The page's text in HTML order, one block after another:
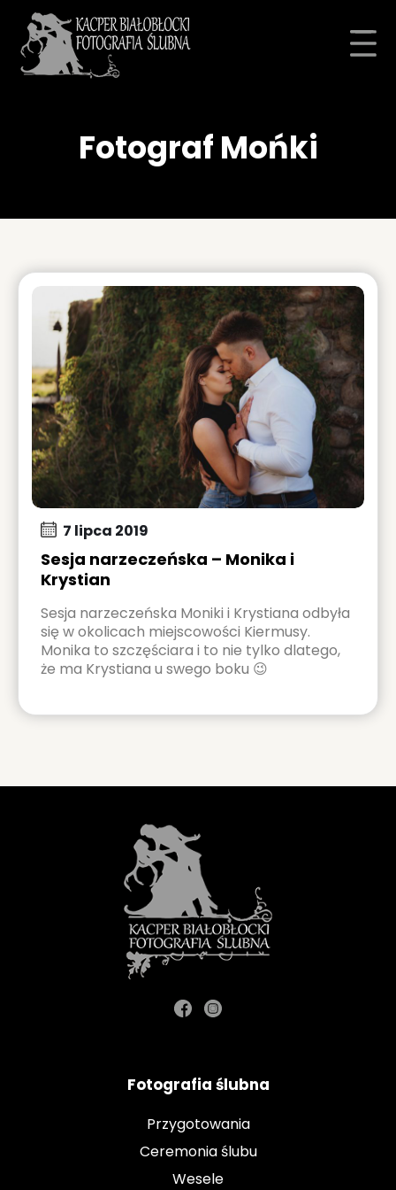
Fotograf Mońki
7 lipca 2019
Sesja narzeczeńska – Monika i
Krystian
Sesja narzeczeńska Moniki i Krystiana odbyła
się w okolicach miejscowości Kiermusy.
Monika to szczęściara i to nie tylko dlatego,
że ma Krystiana u swego boku 😉
Fotografia ślubna
Przygotowania
Ceremonia ślubu
Wesele